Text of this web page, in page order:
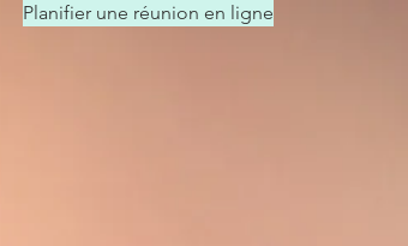
Planifier une réunion en ligne